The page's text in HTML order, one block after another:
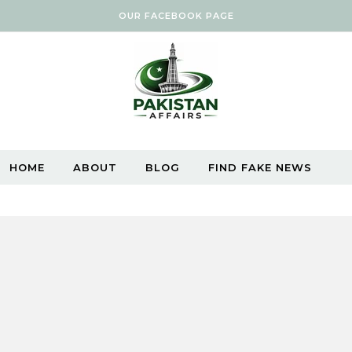
OUR FACEBOOK PAGE
HOME ABOUT BLOG FIND FAKE NEWS